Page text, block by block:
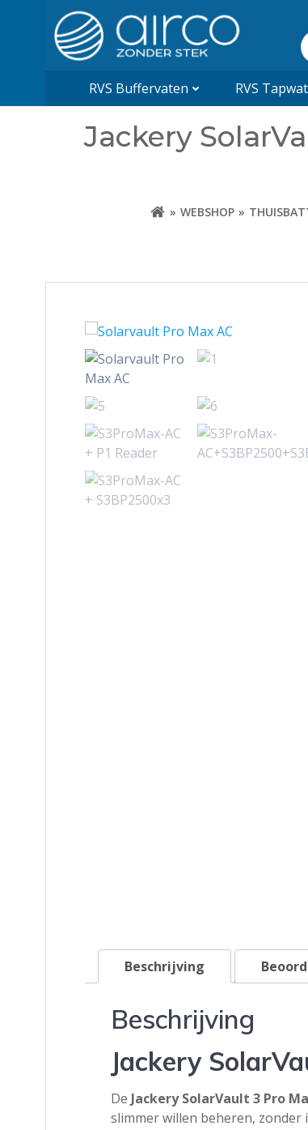
RVS Buffervaten RVS
Jackery
WEBSHOP
Beschrijving
Beschrijving
Jackery
De Jackery SolarVault 3 Pro
slimmer willen beheren,